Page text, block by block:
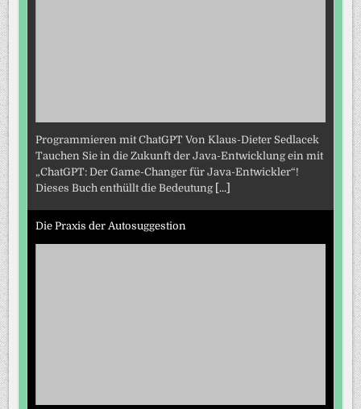
Programmieren mit ChatGPT Von Klaus-Dieter Sedlacek
Tauchen Sie in die Zukunft der Java-Entwicklung ein mit
„ChatGPT: Der Game-Changer für Java-Entwickler“!
Dieses Buch enthüllt die Bedeutung [...]
Die Praxis der Autosuggestion